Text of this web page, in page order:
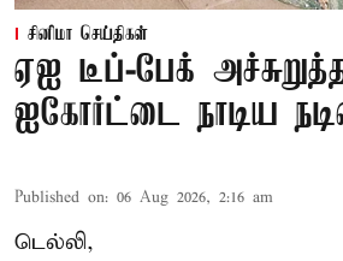
சினிமா செய்திகள்
ஏஐ டீப்-பேக்
ஐகோர்ட்டை நாடிய
Published on: 06 Aug 2026, 2:16 am
டெல்லி,